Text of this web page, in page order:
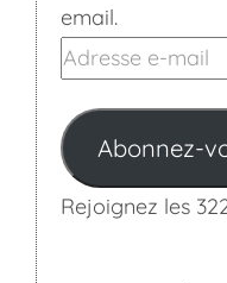
email.
Adresse
mail
Abonnez-
Rejoignez les